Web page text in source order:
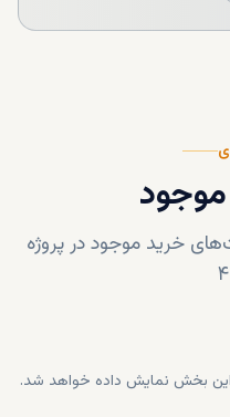
خرید موجود در پروژه
این بخش نمایش داده خواهد شد.